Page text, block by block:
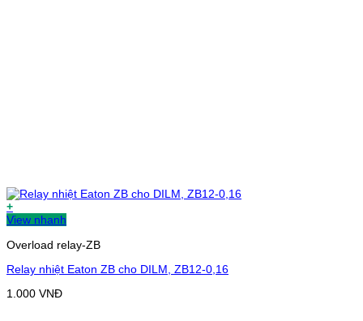
+
View nhanh
Overload relay-ZB
Relay nhiệt Eaton ZB cho DILM, ZB12-0,16
1.000 VNĐ